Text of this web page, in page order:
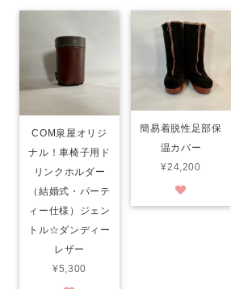
COM泉屋オリジ
ナル！車椅子用ド
リンクホルダー
（結婚式・パーテ
ィー仕様）ジェン
トル☆ダンディー
レザー
¥5,300
簡易着脱性足部保
温カバー
¥24,200